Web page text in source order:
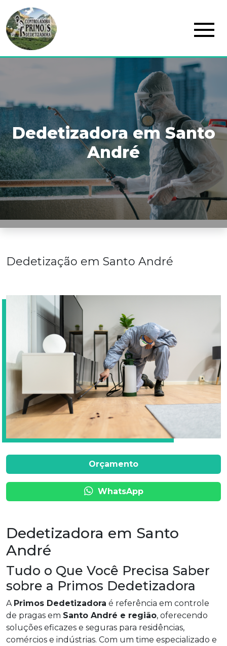
Home
Serviços
Blog
Contato
Dedetizadora em Santo
André
Dedetização em Santo André
Orçamento
WhatsApp
Dedetizadora em Santo
André
Tudo o Que Você Precisa Saber
sobre a Primos Dedetizadora
A Primos Dedetizadora é referência em controle
de pragas em Santo André e região, oferecendo
soluções eficazes e seguras para residências,
comércios e indústrias. Com um time especializado e